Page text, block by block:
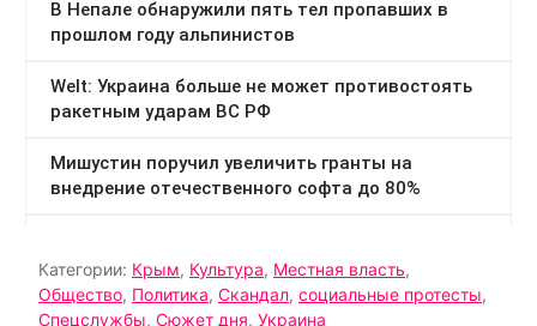
Категории: Крым, Культура, Местная власть,
Общество, Политика, Скандал, социальные протесты,
Спецслужбы, Сюжет дня, Украина